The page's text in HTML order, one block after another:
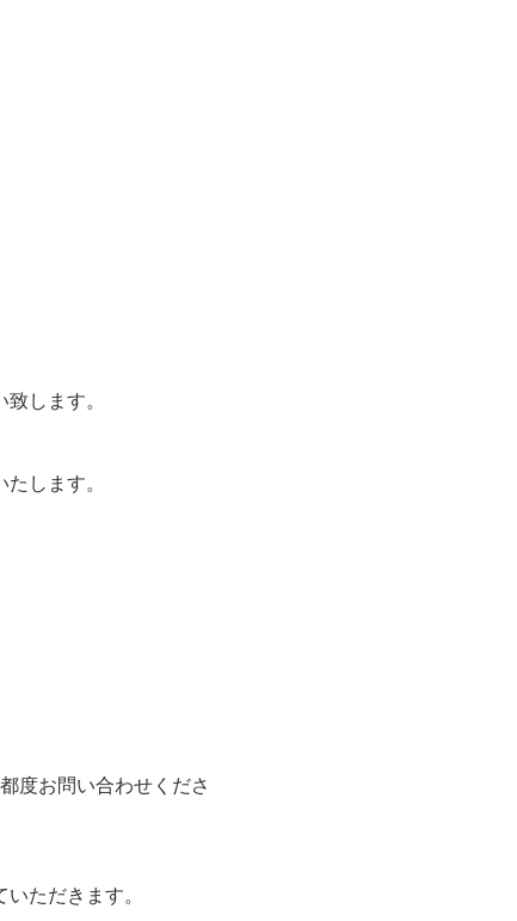
します。
します。
度お問い合わせくださ
ただきます。